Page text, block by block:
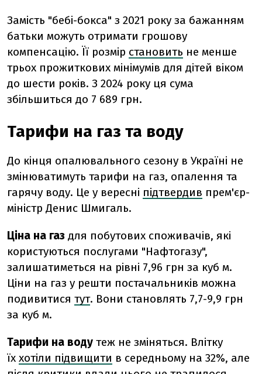
Замість "бебі-бокса" з 2021 року за бажанням
батьки можуть отримати грошову
компенсацію. Її розмір становить не менше
трьох прожиткових мінімумів для дітей віком
до шести років. З 2024 року ця сума
збільшиться до 7 689 грн.
Тарифи на газ та воду
До кінця опалювального сезону в Україні не
змінюватимуть тарифи на газ, опалення та
гарячу воду. Це у вересні підтвердив прем'єр-
міністр Денис Шмигаль.
Ціна на газ для побутових споживачів, які
користуються послугами "Нафтогазу",
залишатиметься на рівні 7,96 грн за куб м.
Ціни на газ у решти постачальників можна
подивитися тут. Вони становлять 7,7-9,9 грн
за куб м.
Тарифи на воду теж не зміняться. Влітку
їх хотіли підвищити в середньому на 32%, але